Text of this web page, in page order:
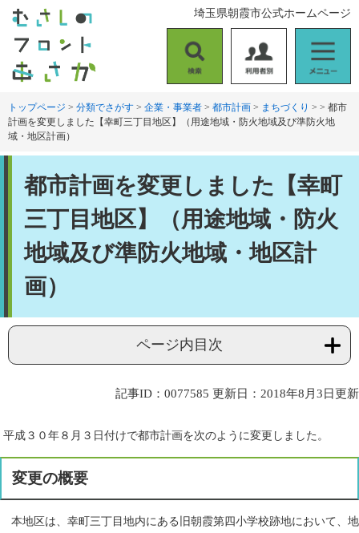
す
。
し
て
索
用
者
別
ニ
ュ
ー
埼玉県朝霞市公式ホームページ
トップページ > 分類でさがす > 企業・事業者 > 都市計画 > まちづくり > > 都市
計画を変更しました【幸町三丁目地区】（用途地域・防火地域及び準防火地
域・地区計画）
都市計画を変更しました【幸町
三丁目地区】（用途地域・防火
地域及び準防火地域・地区計
画）
ページ内目次
記事ID：0077585 更新日：2018年8月3日更新
平成３０年８月３日付けで都市計画を次のように変更しました。
変更の概要
本地区は、幸町三丁目地内にある旧朝霞第四小学校跡地において、地